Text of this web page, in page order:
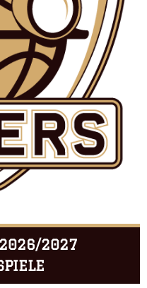
2026/2027